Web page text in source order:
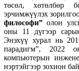
төсөл, хөтөлбөр
эрчимжүүлэх
философи”олон
оны 11 дүгээр
Энэхүү хурал нь
парадигм”, 2022
компьютерын
нэртэйгээр зохион